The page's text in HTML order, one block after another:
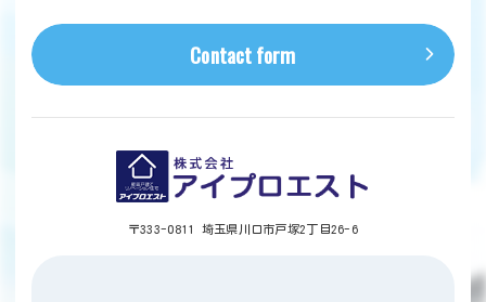
Contact form
〒333-0811 埼玉県川口市戸塚2丁目26-6